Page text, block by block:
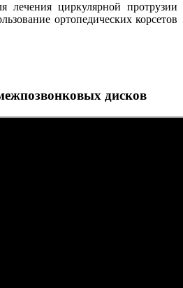
лечения циркулярной протрузии
ортопедических корсетов
дисков